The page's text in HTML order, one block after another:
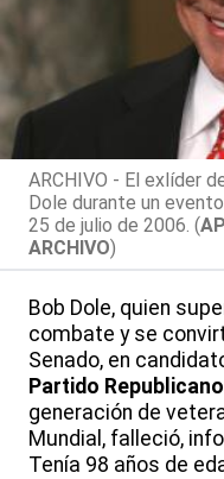
ARCHIVO - El exlíder
Dole durante un
25 de julio de 2006. (
ARCHIVO)
Bob Dole, quien
combate y se
Senado, en
Partido Republicano
generación de
Mundial, falleció,
Tenía 98 años de